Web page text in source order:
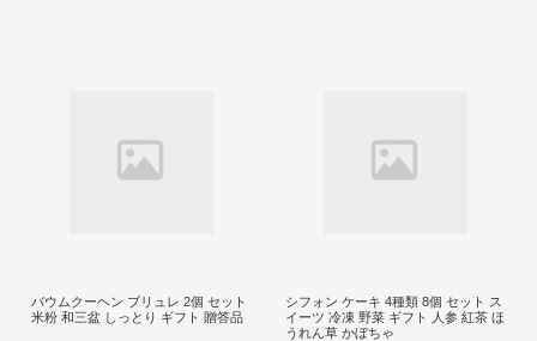
バウムクーヘン ブリュレ 2個 セット
米粉 和三盆 しっとり ギフト 贈答品
シフォン ケーキ 4種類 8個 セット ス
イーツ 冷凍 野菜 ギフト 人参 紅茶 ほ
うれん草 かぼちゃ